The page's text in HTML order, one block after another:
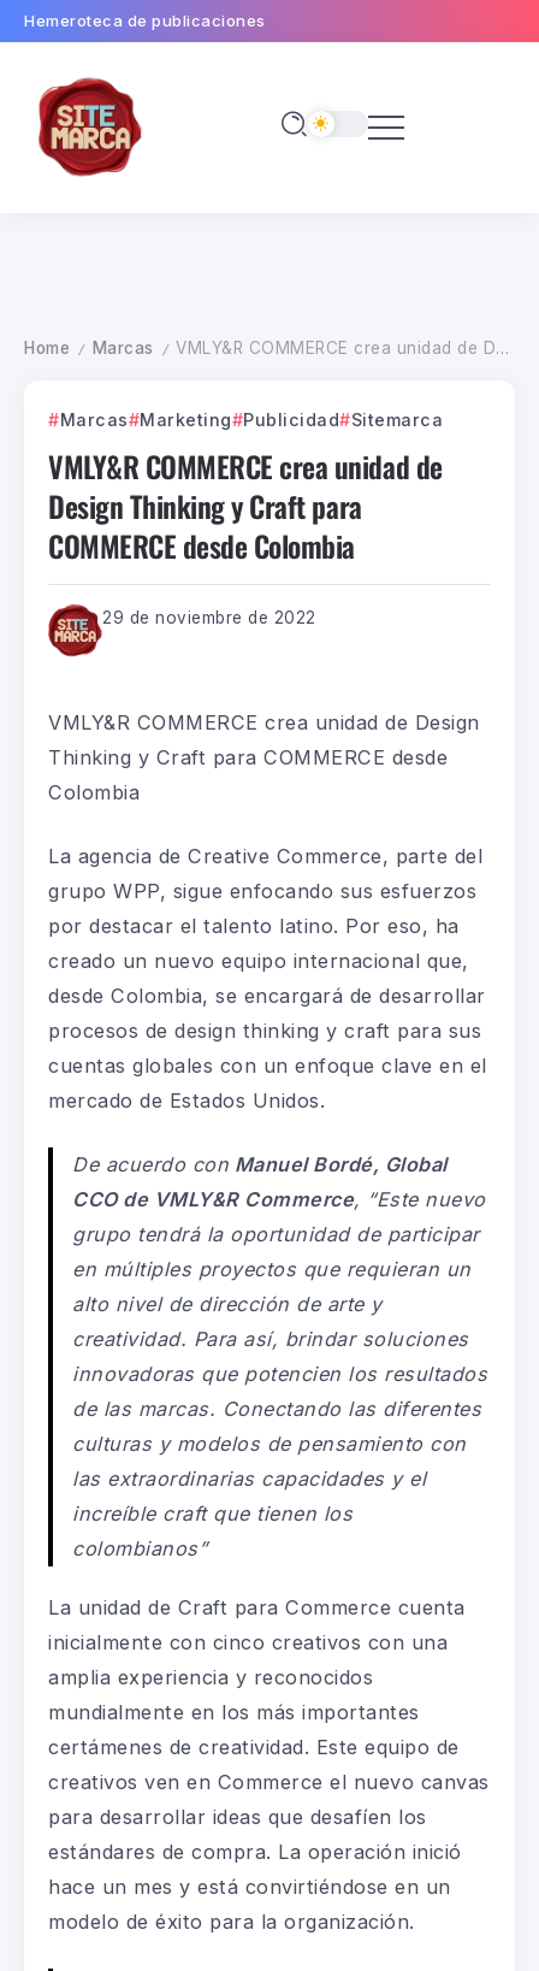
Hemeroteca de publicaciones
Home / Marcas / VMLY&R COMMERCE crea unidad de Design Thinking y Craft para COMMERCE desde Colombia
Marcas Marketing Publicidad Sitemarca
VMLY&R COMMERCE crea unidad de
Design Thinking y Craft para
COMMERCE desde Colombia
29 de noviembre de 2022
VMLY&R COMMERCE crea unidad de Design
Thinking y Craft para COMMERCE desde
Colombia
La agencia de Creative Commerce, parte del
grupo WPP, sigue enfocando sus esfuerzos
por destacar el talento latino. Por eso, ha
creado un nuevo equipo internacional que,
desde Colombia, se encargará de desarrollar
procesos de design thinking y craft para sus
cuentas globales con un enfoque clave en el
mercado de Estados Unidos.
De acuerdo con Manuel Bordé, Global
CCO de VMLY&R Commerce, “Este nuevo
grupo tendrá la oportunidad de participar
en múltiples proyectos que requieran un
alto nivel de dirección de arte y
creatividad. Paraasí, brindar soluciones
innovadoras que potencien los resultados
de las marcas. Conectando las diferentes
culturas y modelos de pensamiento con
las extraordinarias capacidades y el
increíble craftque tienen los
colombianos”
La unidad de Craft para Commerce cuenta
inicialmente con cinco creativos con una
amplia experiencia y reconocidos
mundialmente en los más importantes
certámenes de creatividad. Este equipo de
creativos ven en Commerce el nuevo canvas
para desarrollar ideas que desafíen los
estándares de compra. La operación inició
hace un mes y está convirtiéndose en un
modelo de éxito para la organización.